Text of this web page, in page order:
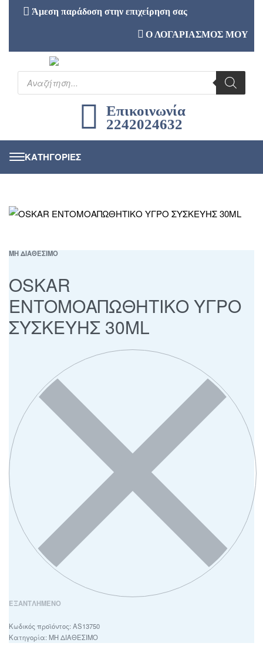
Άμεση παράδοση στην επιχείρηση σας
Ο ΛΟΓΑΡΙΑΣΜΟΣ ΜΟΥ
Επικοινωνία
2242024632
ΜΗ ΔΙΑΘΕΣΙΜΟ
OSKAR
ΕΝΤΟΜΟΑΠΩΘΗΤΙΚΟ ΥΓΡΟ
ΣΥΣΚΕΥΗΣ 30ML
ΕΞΑΝΤΛΗΜΈΝΟ
AS13750
Κατηγορία: ΜΗ ΔΙΑΘΕΣΙΜΟ